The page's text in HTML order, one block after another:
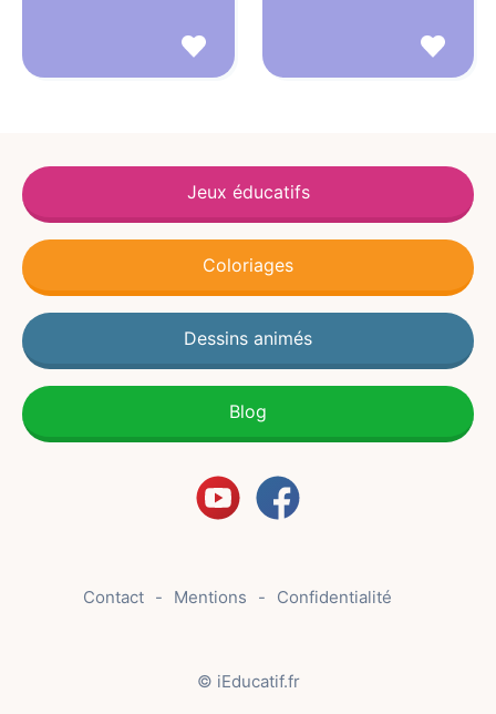
Jeux éducatifs
Coloriages
Dessins animés
Blog
Contact Mentions Confidentialité
© iEducatif.fr